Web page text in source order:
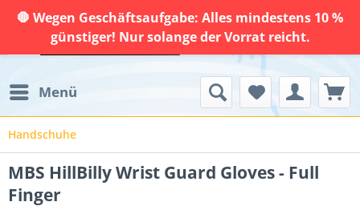
🛑 Wegen Geschäftsaufgabe: Alles mindestens 10 %
günstiger! Nur solange der Vorrat reicht.
Menü
Handschuhe
MBS HillBilly Wrist Guard Gloves - Full
Finger